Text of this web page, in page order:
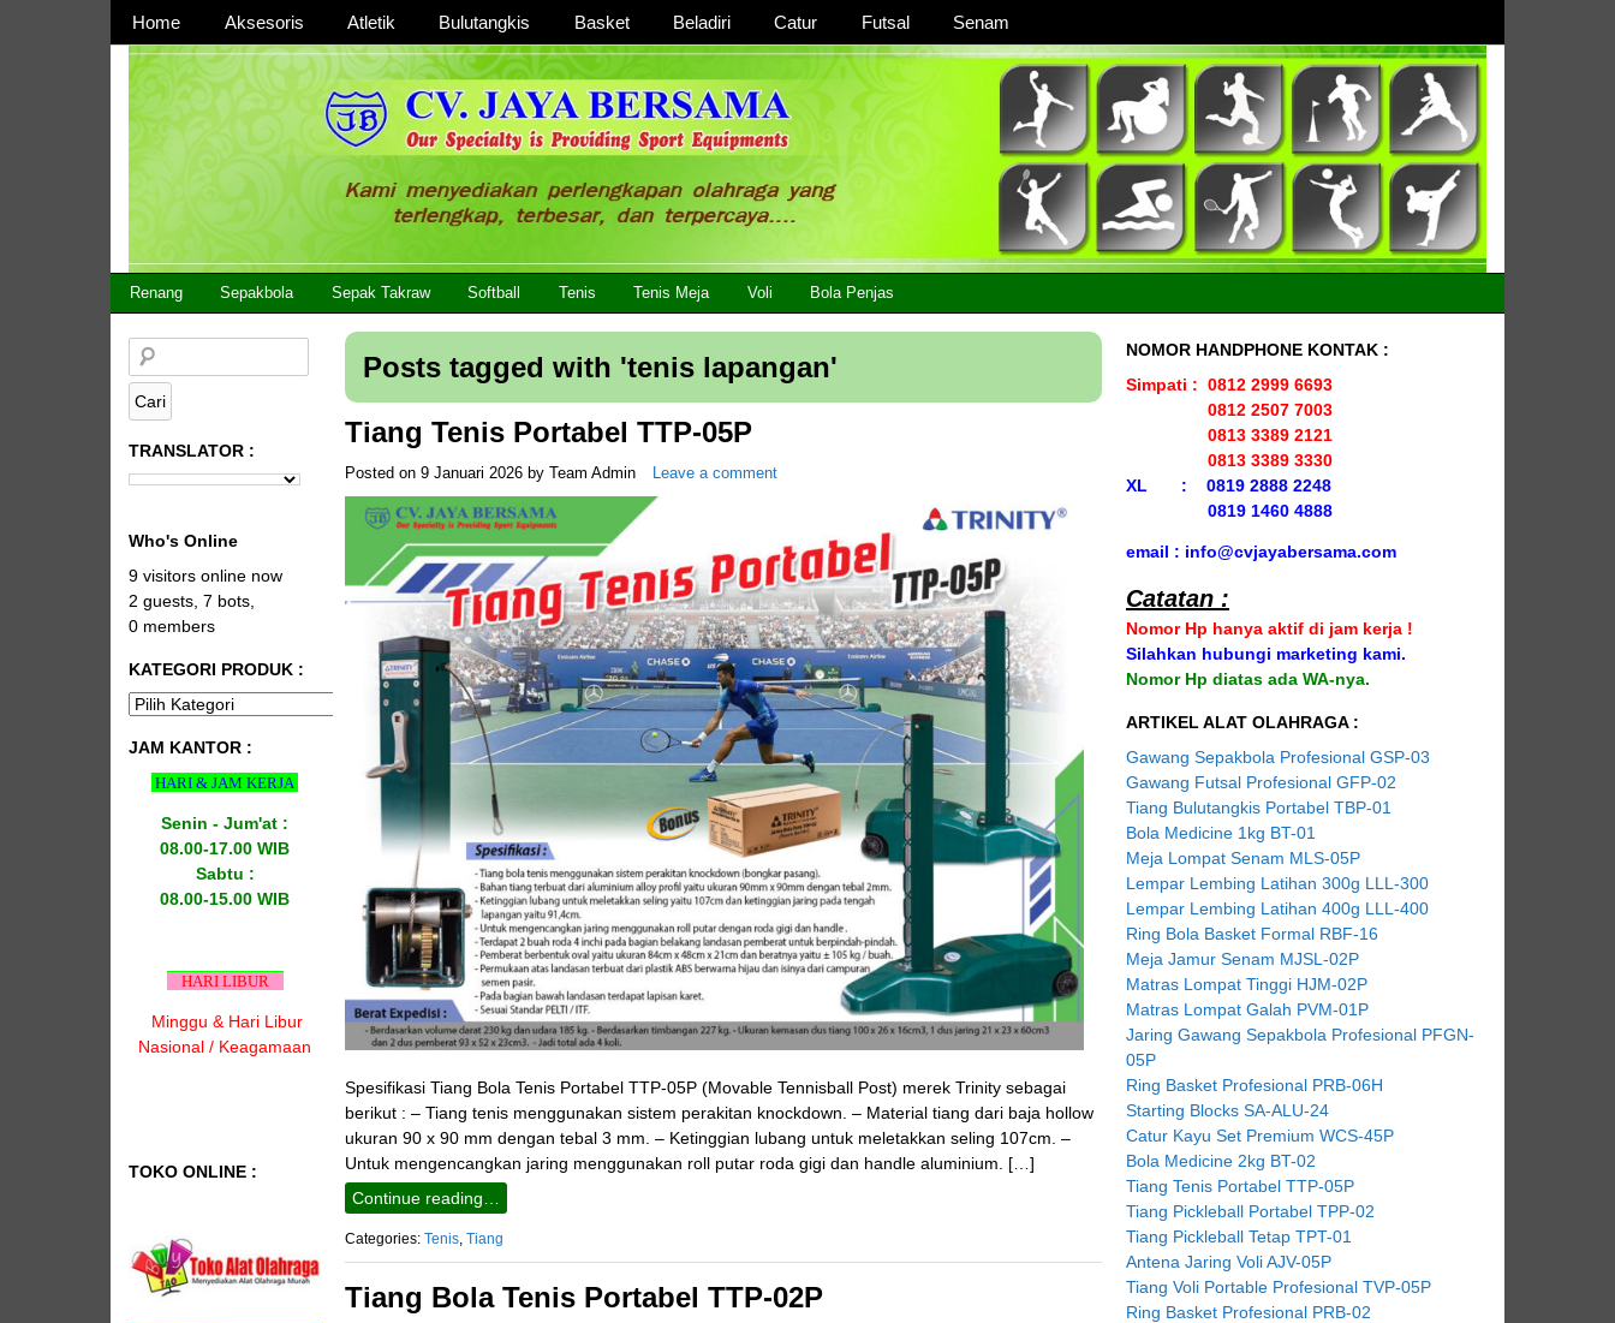
Home Aksesoris Atletik Bulutangkis Basket Beladiri Catur Futsal Senam
CV JAYA BERSAMA Co Id
Menyediakan Semua Perlengkapan Olahraga Yang Lengkap, Berkualitas Dengan Harga Yang Murah
Page 2
Renang Sepakbola Sepak Takraw Softball Tenis Tenis Meja Voli Bola Penjas
Posts tagged with 'tenis lapangan'
Tiang Tenis Portabel TTP-05P
Posted on 9 Januari 2026 by Team Admin Leave a comment
Spesifikasi Tiang Bola Tenis Portabel TTP-05P (Movable Tennisball Post) merek Trinity sebagai
berikut : – Tiang tenis menggunakan sistem perakitan knockdown. – Material tiang dari baja hollow
ukuran 90 x 90 mm dengan tebal 3 mm. – Ketinggian lubang untuk meletakkan seling 107cm. –
Untuk mengencangkan jaring menggunakan roll putar roda gigi dan handle aluminium. […]
Continue reading…
Categories: Tenis Tiang
Tiang Bola Tenis Portabel TTP-02P
TRANSLATOR :
Who's Online
9 visitors online now
2 guests, 7 bots,
0 members
KATEGORI PRODUK :
JAM KANTOR :
HARI & JAM KERJA
Senin - Jum'at :
08.00-17.00 WIB
Sabtu :
08.00-15.00 WIB
HARI LIBUR
Minggu & Hari Libur
Nasional / Keagamaan
TOKO ONLINE :
NOMOR HANDPHONE KONTAK :
Simpati : 0812 2999 6693
0812 2507 7003
0813 3389 2121
0813 3389 3330
XL : 0819 2888 2248
0819 1460 4888
email : info@cvjayabersama.com
Catatan :
Nomor Hp hanya aktif di jam kerja !
Silahkan hubungi marketing kami.
Nomor Hp diatas ada WA-nya.
ARTIKEL ALAT OLAHRAGA :
Gawang Sepakbola Profesional GSP-03
Gawang Futsal Profesional GFP-02
Tiang Bulutangkis Portabel TBP-01
Bola Medicine 1kg BT-01
Meja Lompat Senam MLS-05P
Lempar Lembing Latihan 300g LLL-300
Lempar Lembing Latihan 400g LLL-400
Ring Bola Basket Formal RBF-16
Meja Jamur Senam MJSL-02P
Matras Lompat Tinggi HJM-02P
Matras Lompat Galah PVM-01P
Jaring Gawang Sepakbola Profesional PFGN-
05P
Ring Basket Profesional PRB-06H
Starting Blocks SA-ALU-24
Catur Kayu Set Premium WCS-45P
Bola Medicine 2kg BT-02
Tiang Tenis Portabel TTP-05P
Tiang Pickleball Portabel TPP-02
Tiang Pickleball Tetap TPT-01
Antena Jaring Voli AJV-05P
Tiang Voli Portable Profesional TVP-05P
Ring Basket Profesional PRB-02